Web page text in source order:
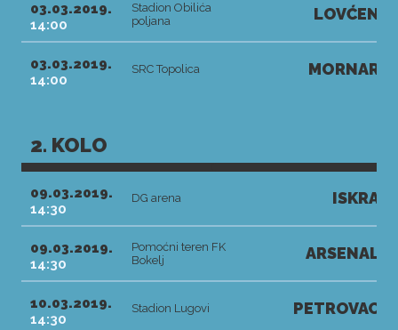
03.03.2019.
14:00
Stadion Obilića
poljana
LOVĆEN
03.03.2019.
14:00
SRC Topolica MORNAR
2. KOLO
09.03.2019.
14:30
DG arena ISKRA
09.03.2019.
14:30
Pomoćni teren FK
Bokelj
ARSENAL
10.03.2019.
14:30
Stadion Lugovi PETROVAC